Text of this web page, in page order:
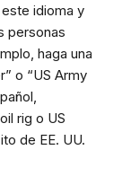
idioma y
personas
haga una
o “US Army
rig o US
de EE. UU.